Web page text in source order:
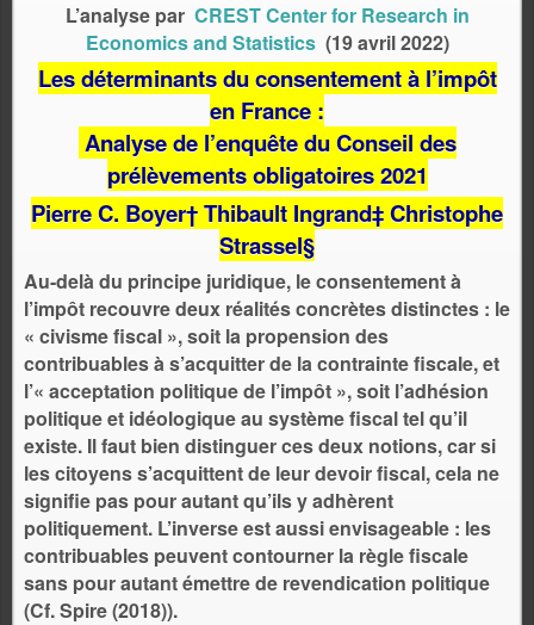
L’analyse par CREST Center for Research in
Economics and Statistics (19 avril 2022)
Les déterminants du consentement à l’impôt
en France :
Analyse de l’enquête du Conseil des
prélèvements obligatoires 2021
Pierre C. Boyer† Thibault Ingrand‡ Christophe
Strassel§
Au-delà du principe juridique, le consentement à
l’impôt recouvre deux réalitésconcrètes distinctes : le
« civisme fiscal », soit la propension des
contribuables à s’acquitter de la contrainte fiscale, et
l’« acceptation politique de l’impôt », soit l’adhésion
politique et idéologique au système fiscal tel qu’il
existe. Il faut bien distinguer ces deux notions, car si
les citoyens s’acquittent de leur devoir fiscal, cela ne
signifie pas pour autant qu’ils y adhèrent
politiquement. L’inverse est aussi envisageable : les
contribuables peuvent contourner la règle fiscale
sans pour autant émettre de revendication politique
(Cf. Spire (2018)).